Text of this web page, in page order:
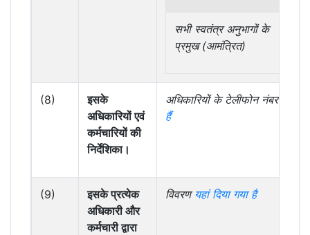
सभी स्वतंत्र अनुभागों के
प्रमुख (आमंत्रित)
(8)
इसके
अधिकारियों एवं
कर्मचारियों की
निर्देशिका।
अधिकारियों के टेलीफोन नंबर
हैं
(9)
इसके प्रत्येक
अधिकारी और
कर्मचारी द्वारा
विवरण यहां दिया गया है